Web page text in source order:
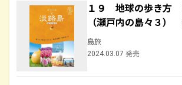
１９ 地球の歩き方
（瀬戸内の島々３）
島旅
2024.03.07 発売